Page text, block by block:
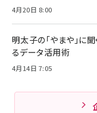
4月20日 8:00
明太子の「やまや」に
るデータ活用術
4月14日 7:05